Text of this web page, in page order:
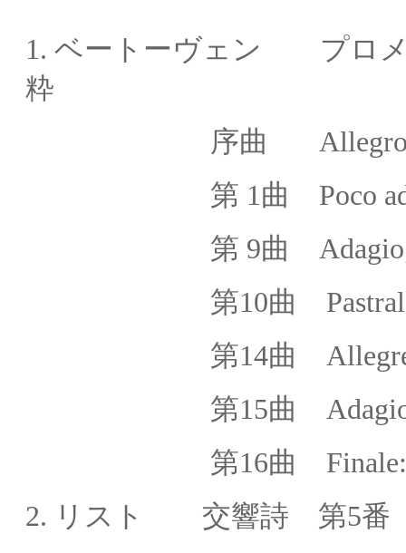
1. ベートーヴェン プロ
粋
序曲
Allegro
第 1曲 Poco adagio;
第 9曲 Adagio;
第10曲 Pastrale:
第14曲
第15曲 Adagio;
第16曲 Finale:
2. リスト 交響詩 第5番